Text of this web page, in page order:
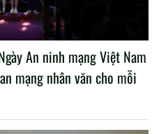
An ninh mạng Việt Nam
mạng nhân văn cho mỗi